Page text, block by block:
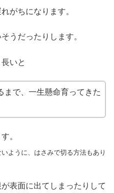
がちになります。
うだったりします。
いと
まで、一生懸命育ってきた
。
ように、はさみで切る方法もあり
表面に出てしまったりして